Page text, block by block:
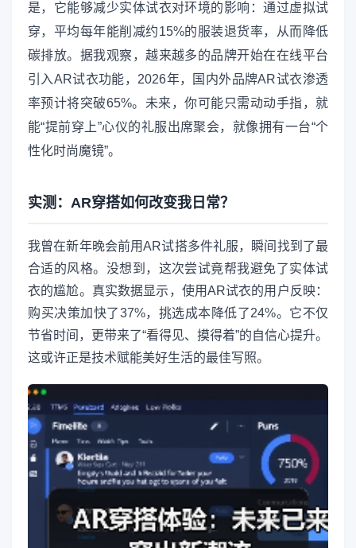
是，它能够减少实体试衣对环境的影响：通过虚拟试
穿，平均每年能削减约15%的服装退货率，从而降低
碳排放。据我观察，越来越多的品牌开始在在线平台
引入AR试衣功能，2026年，国内外品牌AR试衣渗透
率预计将突破65%。未来，你可能只需动动手指，就
能“提前穿上”心仪的礼服出席聚会，就像拥有一台“个
性化时尚魔镜”。
实测：AR穿搭如何改变我日常？
我曾在新年晚会前用AR试搭多件礼服，瞬间找到了最
合适的风格。没想到，这次尝试竟帮我避免了实体试
衣的尴尬。真实数据显示，使用AR试衣的用户反映：
购买决策加快了37%，挑选成本降低了24%。它不仅
节省时间，更带来了“看得见、摸得着”的自信心提升。
这或许正是技术赋能美好生活的最佳写照。